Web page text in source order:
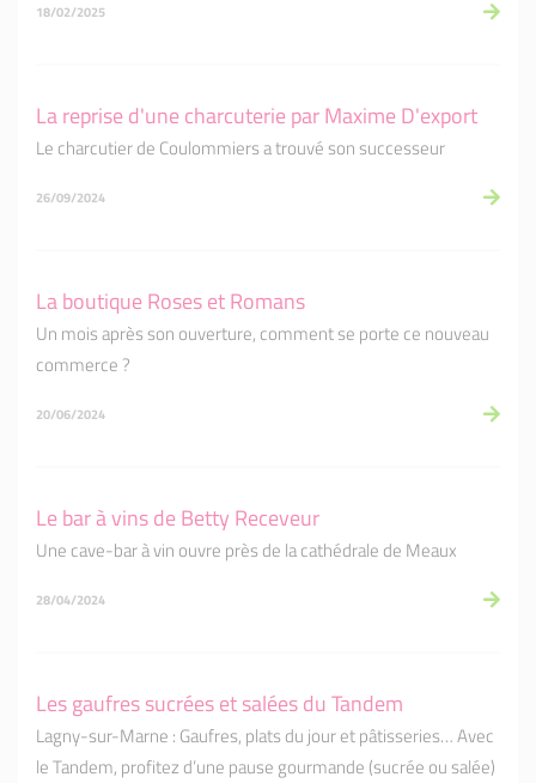
18/02/2025
La reprise d'une charcuterie par Maxime D'export
Le charcutier de Coulommiers a trouvé son successeur
26/09/2024
La boutique Roses et Romans
Un mois après son ouverture, comment se porte ce nouveau
commerce ?
20/06/2024
Le bar à vins de Betty Receveur
Une cave-bar à vin ouvre près de la cathédrale de Meaux
28/04/2024
Les gaufres sucrées et salées du Tandem
Lagny-sur-Marne : Gaufres, plats du jour et pâtisseries… Avec
le Tandem, profitez d’une pause gourmande (sucrée ou salée)